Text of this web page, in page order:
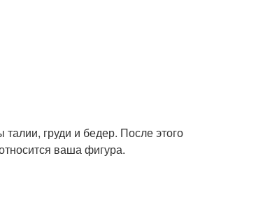
груди и бедер. После этого
ваша фигура.